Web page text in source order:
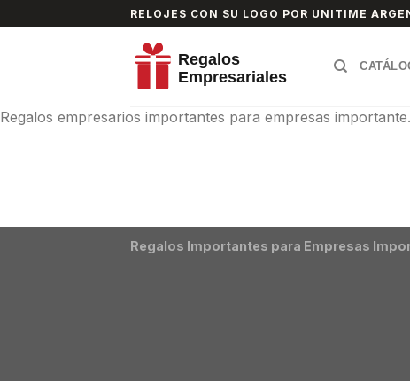
to
RELOJES CON SU LOGO POR UNITIME
Regalos empresarios importantes para empresas
Regalos Importantes para Empresas